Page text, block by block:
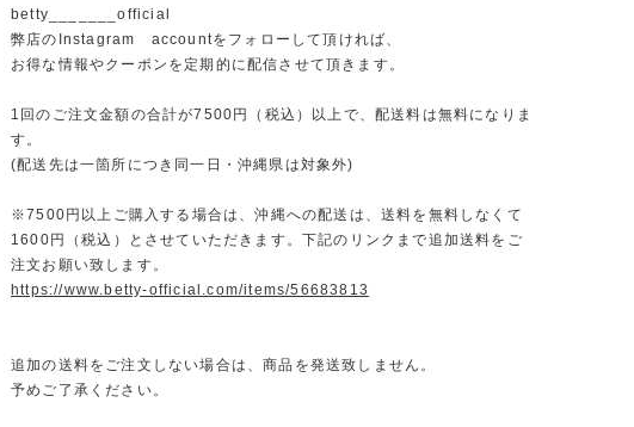
betty_______official
弊店のInstagram accountをフォローして頂ければ、
お得な情報やクーポンを定期的に配信させて頂きます。
1回のご注文金額の合計が7500円（税込）以上で、配送料は無料になりま
す。
(配送先は一箇所につき同一日・沖縄県は対象外)
※7500円以上ご購入する場合は、沖縄への配送は、送料を無料しなくて
1600円（税込）とさせていただきます。下記のリンクまで追加送料をご
注文お願い致します。
https://www.betty-official.com/items/56683813
追加の送料をご注文しない場合は、商品を発送致しません。
予めご了承ください。